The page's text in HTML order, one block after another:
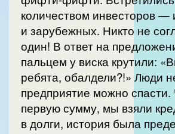
количеством инвесторов —
и зарубежных. Никто не
один! В ответ на
пальцем у виска крутили:
ребята, обалдели?!» Люди
предприятие можно
первую сумму, мы взяли
в долги, история была